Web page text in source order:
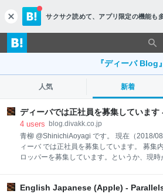
c
l
o
s
サクサク読めて、 アプリ限定の機能も
『ディーバ Blog』
人気 新着
ディーバでは正社員を募集していま
4 users blog.divakk.co.jp
青柳 @ShinichiAoyagi です。 現在（2018/
ィーバ では正社員を募集しています。 募集
ロッパーを募集しています。というか、現時
ベロッパーです。 ディーバにはオリジナル
English Japanese (Apple) -